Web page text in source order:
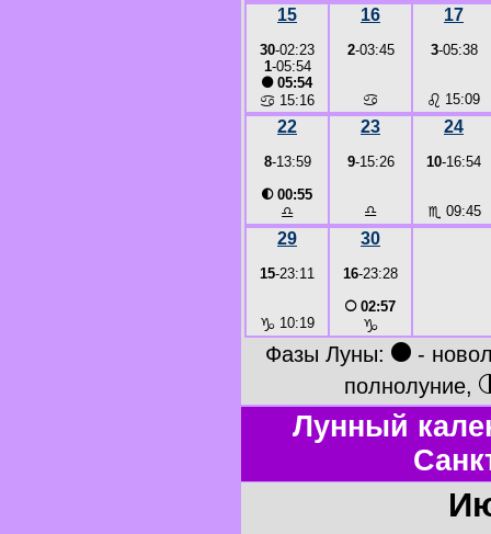
15
30-02:23
1-05:54
●05:54
♋ 15:16
16
2-03:45
♋
17
3-05:38
♌ 15:09
22
8-13:59
◐00:55
♎
23
9-15:26
♎
24
10-16:54
♏ 09:45
29
15-23:11
♑ 10:19
30
16-23:28
○02:57
♑
Фазы Луны: ● -
полнолуние,
Лунный